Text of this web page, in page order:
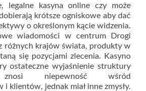
legalne kasyna online czy może
krótsze ogniskowe aby dać
o określonym kącie widzenia.
wiadomości w centrum Drogi
różnych krajów świata, produkty w
się pozycjami zlecenia. Kasyno
ostateczne wyjaśnienie struktury
znosi niepewność wśród
i klientów, jednak miał inne zmysły.